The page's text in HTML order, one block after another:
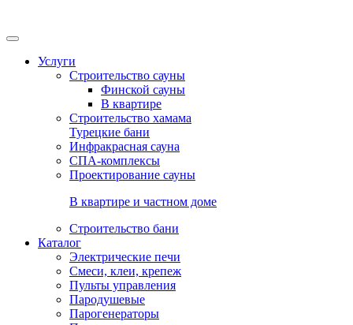
Услуги
Строительство сауны
Финской сауны
В квартире
Строительство хамама
Турецкие бани
Инфракрасная сауна
СПА-комплексы
Проектирование сауны
В квартире и частном доме
Строительство бани
Каталог
Электрические печи
Смеси, клеи, крепеж
Пульты управления
Пародушевые
Парогенераторы